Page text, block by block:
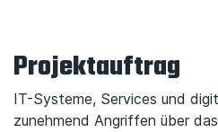
Projektauftrag
IT-Systeme, Services und
zunehmend Angriffen über